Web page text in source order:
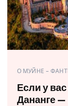
О МУЙНЕ -
Если у
Дананге —